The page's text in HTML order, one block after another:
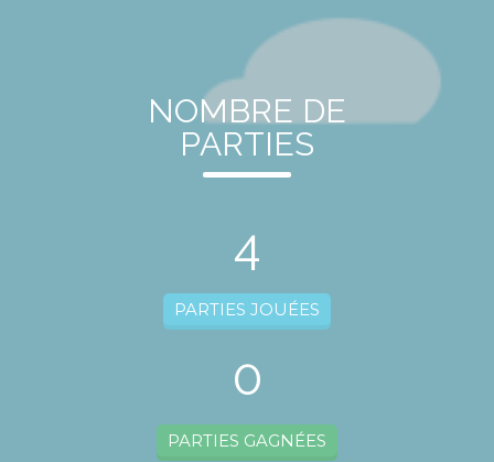
NOMBRE DE
PARTIES
4
PARTIES JOUÉES
0
PARTIES GAGNÉES